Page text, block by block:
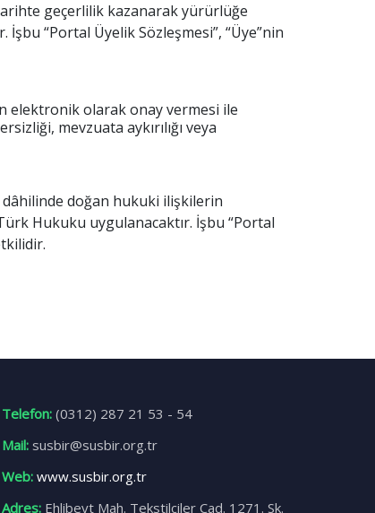
geçerlilik kazanarak yürürlüğe
“Portal Üyelik Sözleşmesi”, “Üye”nin
elektronik olarak onay vermesi ile
mevzuata aykırılığı veya
dâhilinde doğan hukuki ilişkilerin
Hukuku uygulanacaktır. İşbu “Portal
Telefon: (0312) 287 21 53 - 54
Mail: susbir@susbir.org.tr
Web: www.susbir.org.tr
Adres: Ehlibeyt Mah. Tekstilciler Cad. 1271. Sk.